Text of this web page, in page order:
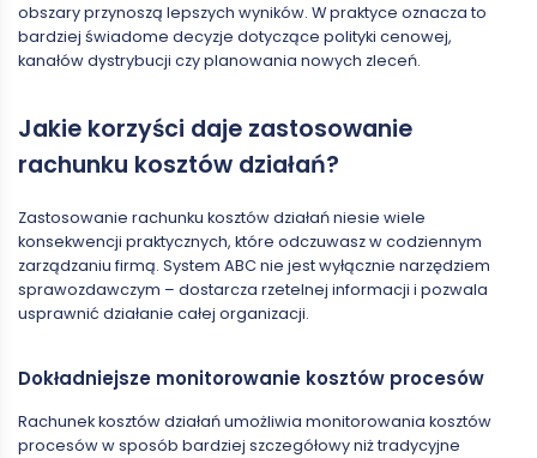
obszary przynoszą lepszych wyników. W praktyce oznacza to
bardziej świadome decyzje dotyczące polityki cenowej,
kanałów dystrybucji czy planowania nowych zleceń.
Jakie korzyści daje zastosowanie
rachunku kosztów działań?
Zastosowanie rachunku kosztów działań niesie wiele
konsekwencji praktycznych, które odczuwasz w codziennym
zarządzaniu firmą. System ABC nie jest wyłącznie narzędziem
sprawozdawczym – dostarcza rzetelnej informacji i pozwala
usprawnić działanie całej organizacji.
Dokładniejsze monitorowanie kosztów procesów
Rachunek kosztów działań umożliwia monitorowania kosztów
procesów w sposób bardziej szczegółowy niż tradycyjne